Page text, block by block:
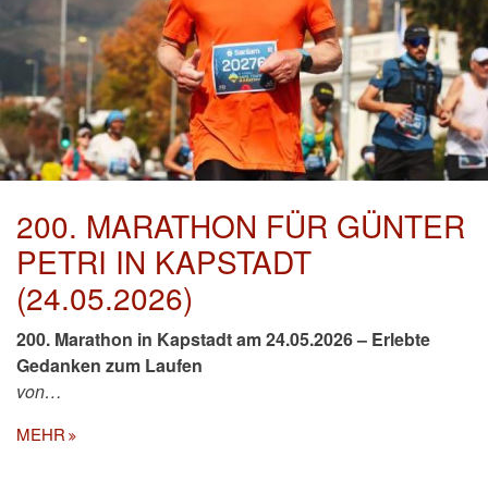
200. MARATHON FÜR GÜNTER
PETRI IN KAPSTADT
(24.05.2026)
200. Marathon in Kapstadt am 24.05.2026 – Erlebte
Gedanken zum Laufen
von…
MEHR